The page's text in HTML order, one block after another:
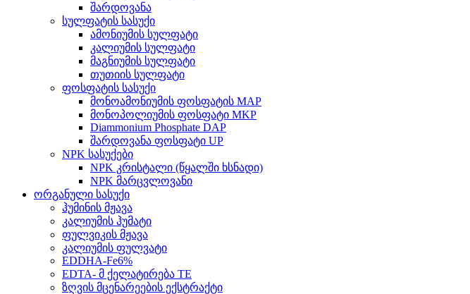
შარდოვანა
სულფატის სასუქი
ამონიუმის სულფატი
კალიუმის სულფატი
მაგნიუმის სულფატი
თუთიის სულფატი
ფოსფატის სასუქი
მონოამონიუმის ფოსფატის MAP
მონოპოლიუმის ფოსფატი MKP
Diammonium Phosphate DAP
შარდოვანა ფოსფატი UP
NPK სასუქები
NPK კრისტალი (წყალში ხსნადი)
NPK მარცვლოვანი
ორგანული სასუქი
ჰუმინის მჟავა
კალიუმის ჰუმატი
ფულვიკის მჟავა
კალიუმის ფულვატი
EDDHA-Fe6%
EDTA- მ ქელატირება TE
ზღვის მცენარეების ექსტრაქტი